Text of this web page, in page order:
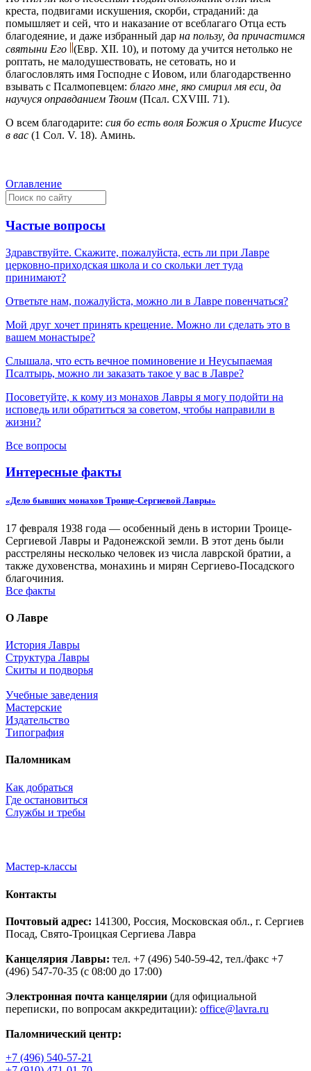
креста, подвигами искушения, скорби, страданий: да
помышляет и сей, что и наказание от всеблагаго Отца есть
благодеяние, и даже избранный дар на пользу, да причастимся
святыни Его (Евр. XII. 10), и потому да учится нетолько не
роптать, не малодушествовать, не сетовать, но и
благословлять имя Господне с Иовом, или благодарственно
взывать с Псалмопевцем: благо мне, яко смирил мя ecu, да
научуся оправданием Твоим (Псал. CXVIII. 71).
О всем благодарите: сия бо есть воля Божия о Христе Иисусе
в вас (1 Сол. V. 18). Аминь.
Оглавление
Частые вопросы
Здравствуйте. Скажите, пожалуйста, есть ли при Лавре
церковно-приходская школа и со скольки лет туда
принимают?
Ответьте нам, пожалуйста, можно ли в Лавре повенчаться?
Мой друг хочет принять крещение. Можно ли сделать это в
вашем монастыре?
Слышала, что есть вечное поминовение и Неусыпаемая
Псалтырь, можно ли заказать такое у вас в Лавре?
Посоветуйте, к кому из монахов Лавры я могу подойти на
исповедь или обратиться за советом, чтобы направили в
жизни?
Все вопросы
Интересные факты
«Дело бывших монахов Троице-Сергиевой Лавры»
17 февраля 1938 года — особенный день в истории Троице-
Сергиевой Лавры и Радонежской земли. В этот день были
расстреляны несколько человек из числа лаврской братии, а
также духовенства, монахинь и мирян Сергиево-Посадского
благочиния.
Все факты
О Лавре
История Лавры
Структура Лавры
Скиты и подворья
Учебные заведения
Мастерские
Издательство
Типография
Паломникам
Как добраться
Где остановиться
Службы и требы
Мастер-классы
Контакты
Почтовый адрес: 141300, Россия, Московская обл., г. Сергиев
Посад, Свято-Троицкая Сергиева Лавра
Канцелярия Лавры: тел. +7 (496) 540-59-42, тел./факс +7
(496) 547-70-35 (с 08:00 до 17:00)
Электронная почта канцелярии (для официальной
переписки, по вопросам аккредитации): office@lavra.ru
Паломнический центр:
+7 (496) 540-57-21